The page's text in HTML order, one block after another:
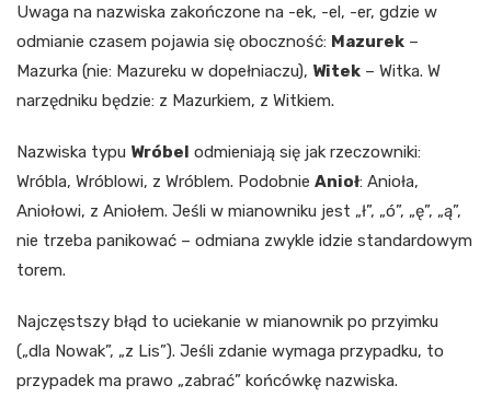
Uwaga na nazwiska zakończone na -ek, -el, -er, gdzie w
odmianie czasem pojawia się oboczność: Mazurek –
Mazurka (nie: Mazureku w dopełniaczu), Witek – Witka. W
narzędniku będzie: z Mazurkiem, z Witkiem.
Nazwiska typu Wróbel odmieniają się jak rzeczowniki:
Wróbla, Wróblowi, z Wróblem. Podobnie Anioł: Anioła,
Aniołowi, z Aniołem. Jeśli w mianowniku jest „ł”, „ó”, „ę”, „ą”,
nie trzeba panikować – odmiana zwykle idzie standardowym
torem.
Najczęstszy błąd to uciekanie w mianownik po przyimku
(„dla Nowak”, „z Lis”). Jeśli zdanie wymaga przypadku, to
przypadek ma prawo „zabrać” końcówkę nazwiska.